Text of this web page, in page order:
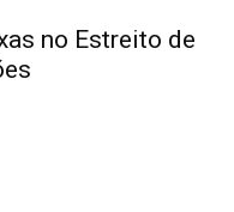
no Estreito de